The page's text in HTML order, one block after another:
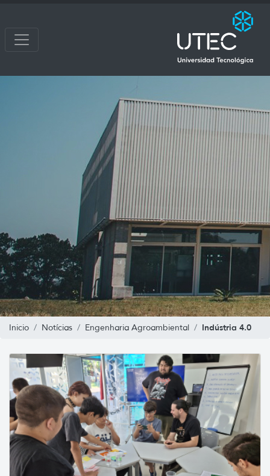
Inicio Notícias Engenharia Agroambiental Indústria 4.0